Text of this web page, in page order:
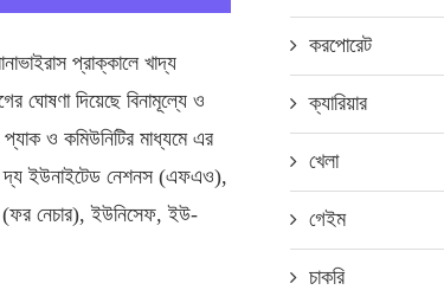
প্রাক্কালে খাদ্য
ঘোষণা দিয়েছে বিনামূল্যে ও
প্যাক ও কমিউনিটির মাধ্যমে এর
দ্য ইউনাইটেড নেশনস (এফএও),
(ফর নেচার), ইউনিসেফ, ইউ-
করপোরেট
ক্যারিয়ার
খেলা
গেইম
চাকরি